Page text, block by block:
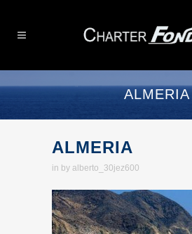
ALMERIA
ALMERIA
in by alberto_30jez600